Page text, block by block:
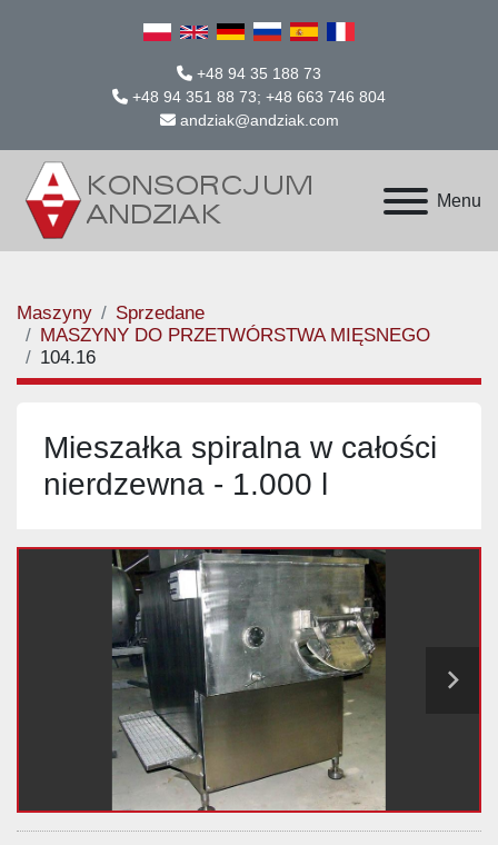
+48 94 35 188 73
+48 94 351 88 73; +48 663 746 804
andziak@andziak.com
Menu
Maszyny
Sprzedane
MASZYNY DO PRZETWÓRSTWA MIĘSNEGO
104.16
Mieszałka spiralna w całości
nierdzewna - 1.000 l